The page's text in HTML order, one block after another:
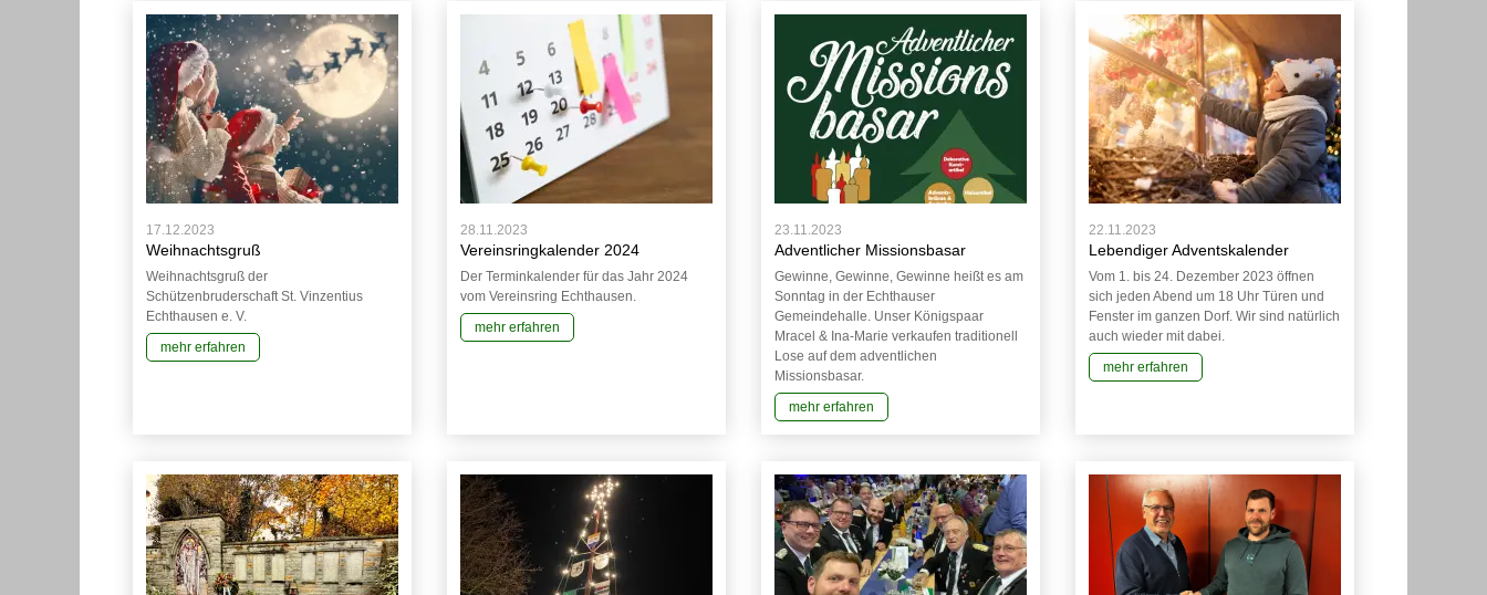
17.12.2023
Weihnachtsgruß
Weihnachtsgruß der
Schützenbruderschaft St. Vinzentius
Echthausen e. V.
mehr erfahren
28.11.2023
Vereinsringkalender 2024
Der Terminkalender für das Jahr 2024
vom Vereinsring Echthausen.
mehr erfahren
23.11.2023
Adventlicher Missionsbasar
Gewinne, Gewinne, Gewinne heißt es am
Sonntag in der Echthauser
Gemeindehalle. Unser Königspaar
Mracel & Ina-Marie verkaufen traditionell
Lose auf dem adventlichen
Missionsbasar.
mehr erfahren
22.11.2023
Lebendiger Adventskalender
Vom 1. bis 24. Dezember 2023 öffnen
sich jeden Abend um 18 Uhr Türen und
Fenster im ganzen Dorf. Wir sind natürlich
auch wieder mit dabei.
mehr erfahren